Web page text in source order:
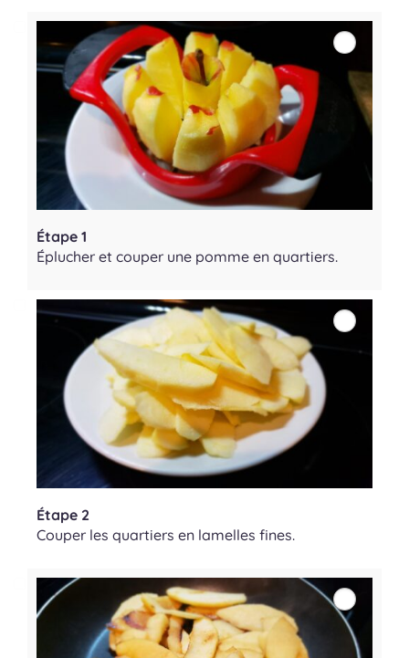
Étape 1
Éplucher et couper une pomme en quartiers.
Étape 2
Couper les quartiers en lamelles fines.